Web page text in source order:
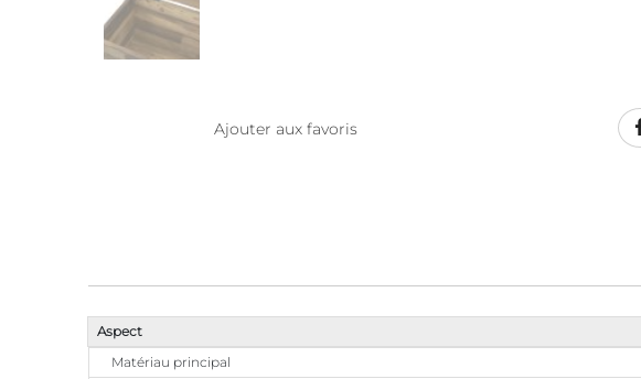
Ajouter aux favoris
Aspect
Matériau principal